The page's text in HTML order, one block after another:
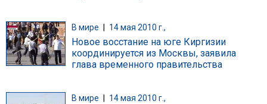
В мире 14 мая 2010 г.,
Новое восстание на юге Киргизии
координируется из Москвы, заявила
глава временного правительства
В мире 14 мая 2010 г.,